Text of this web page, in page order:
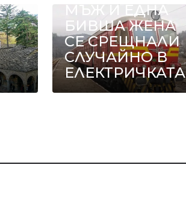
МЪЖ И ЕДНА
БИВША ЖЕНА
СЕ СРЕЩНАЛИ
СЛУЧАЙНО В
ЕЛЕКТРИЧКАТА